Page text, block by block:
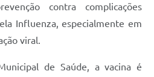
contra complicações
Influenza, especialmente em
viral.
de Saúde, a vacina é